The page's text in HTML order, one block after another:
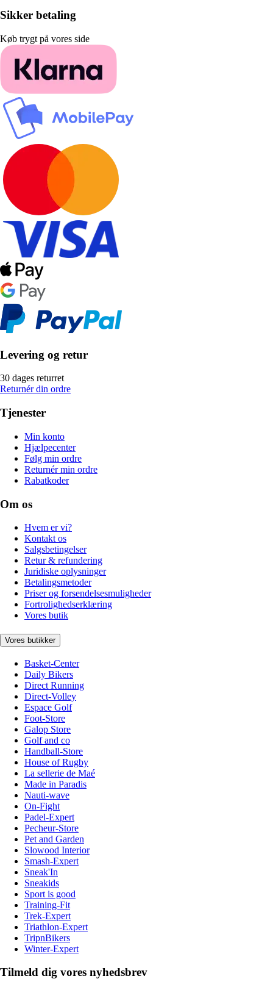
Sikker betaling
Køb trygt på vores side
Levering og retur
30 dages returret
Returnér din ordre
Tjenester
Min konto
Hjælpecenter
Følg min ordre
Returnér min ordre
Rabatkoder
Om os
Hvem er vi?
Kontakt os
Salgsbetingelser
Retur & refundering
Juridiske oplysninger
Betalingsmetoder
Priser og forsendelsesmuligheder
Fortrolighedserklæring
Vores butik
Vores butikker
Basket-Center
Daily Bikers
Direct Running
Direct-Volley
Espace Golf
Foot-Store
Galop Store
Golf and co
Handball-Store
House of Rugby
La sellerie de Maé
Made in Paradis
Nauti-wave
On-Fight
Padel-Expert
Pecheur-Store
Pet and Garden
Slowood Interior
Smash-Expert
Sneak'In
Sneakids
Sport is good
Training-Fit
Trek-Expert
Triathlon-Expert
TripnBikers
Winter-Expert
Tilmeld dig vores nyhedsbrev